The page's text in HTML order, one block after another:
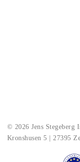
© 2026 Jens Stegeberg
Kronshusen 5 | 27395